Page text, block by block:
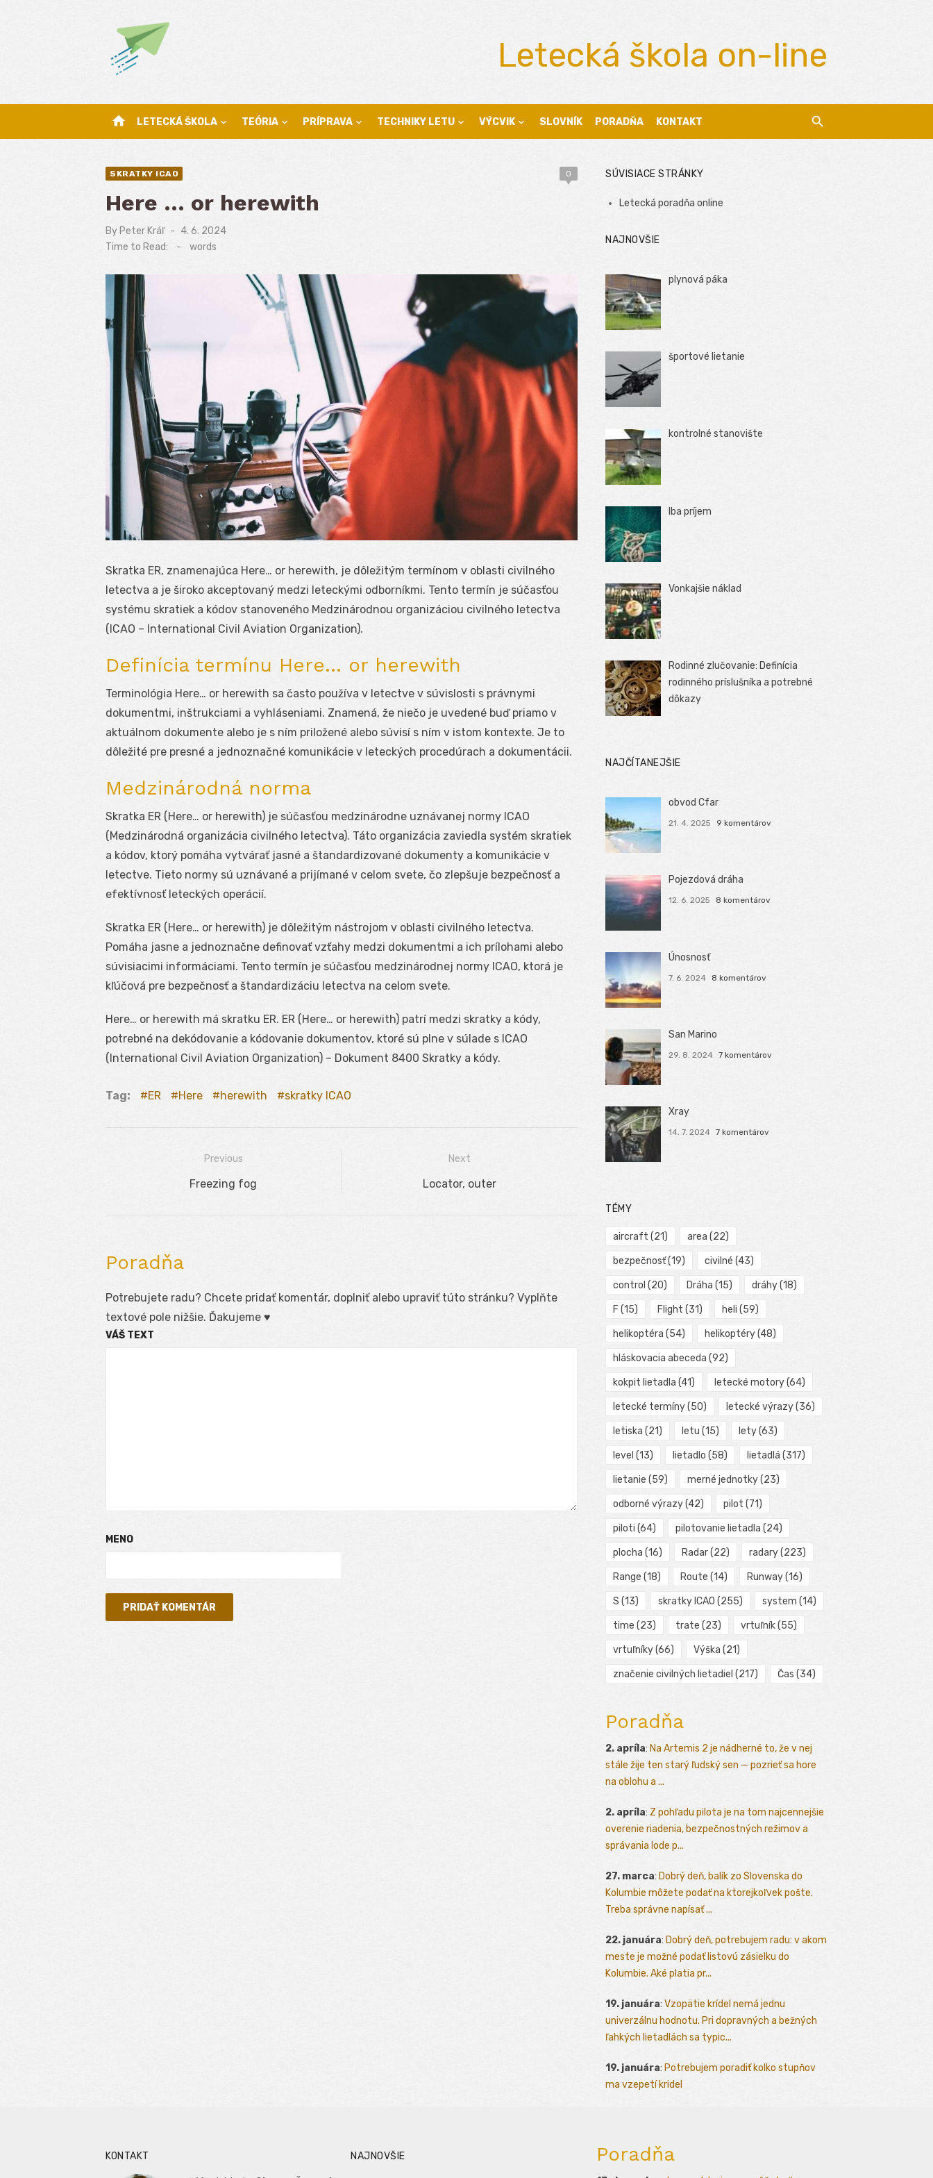
Letecká škola on-line
home LETECKÁ ŠKOLA TEÓRIA PRÍPRAVA TECHNIKY LETU VÝCVIK SLOVNÍK PORADŇA KONTAKT
SKRATKY ICAO 0
Here … or herewith
By Peter Kráľ
Posted
on
4. 6. 2024
Time to Read:
- words
Skratka ER, znamenajúca Here… or herewith, je dôležitým termínom v oblasti civilného
letectva a je široko akceptovaný medzi leteckými odborníkmi. Tento termín je súčasťou
systému skratiek a kódov stanoveného Medzinárodnou organizáciou civilného letectva
(ICAO – International Civil Aviation Organization).
Definícia termínu Here… or herewith
Terminológia Here… or herewith sa často používa v letectve v súvislosti s právnymi
dokumentmi, inštrukciami a vyhláseniami. Znamená, že niečo je uvedené buď priamo v
aktuálnom dokumente alebo je s ním priložené alebo súvisí s ním v istom kontexte. Je to
dôležité pre presné a jednoznačné komunikácie v leteckých procedúrach a dokumentácii.
Medzinárodná norma
Skratka ER (Here… or herewith) je súčasťou medzinárodne uznávanej normy ICAO
(Medzinárodná organizácia civilného letectva). Táto organizácia zaviedla systém skratiek
a kódov, ktorý pomáha vytvárať jasné a štandardizované dokumenty a komunikácie v
letectve. Tieto normy sú uznávané a prijímané v celom svete, čo zlepšuje bezpečnosť a
efektívnosť leteckých operácií.
Skratka ER (Here… or herewith) je dôležitým nástrojom v oblasti civilného letectva.
Pomáha jasne a jednoznačne definovať vzťahy medzi dokumentmi a ich prílohami alebo
súvisiacimi informáciami. Tento termín je súčasťou medzinárodnej normy ICAO, ktorá je
kľúčová pre bezpečnosť a štandardizáciu letectva na celom svete.
Here… or herewith má skratku ER. ER (Here… or herewith) patrí medzi skratky a kódy,
potrebné na dekódovanie a kódovanie dokumentov, ktoré sú plne v súlade s ICAO
(International Civil Aviation Organization) – Dokument 8400 Skratky a kódy.
Tag: ER Here herewith skratky ICAO
Navigácia
Previous
Previous
Freezing fog
Next
Next
Locator, outer
Poradňa
Potrebujete radu? Chcete pridať komentár, doplniť alebo upraviť túto stránku? Vyplňte
textové pole nižšie. Ďakujeme ♥
VÁŠ TEXT
MENO
SÚVISIACE STRÁNKY
Letecká poradňa online
NAJNOVŠIE
plynová páka
športové lietanie
kontrolné stanovište
Iba príjem
Vonkajšie náklad
Rodinné zlučovanie: Definícia
rodinného príslušníka a potrebné
dôkazy
NAJČÍTANEJŠIE
obvod Cfar
21. 4. 2025 9 komentárov
Pojezdová dráha
12. 6. 2025 8 komentárov
Únosnosť
7. 6. 2024 8 komentárov
San Marino
29. 8. 2024 7 komentárov
Xray
14. 7. 2024 7 komentárov
TÉMY
aircraft (21) area (22)
bezpečnosť(19) civilné (43)
control (20) Dráha (15) dráhy(18)
F (15) Flight (31) heli (59)
helikoptéra (54) helikoptéry(48)
hláskovacia abeceda (92)
kokpit lietadla (41) letecké motory(64)
letecké termíny(50) letecké výrazy(36)
letiska (21) letu (15) lety(63)
level (13) lietadlo (58) lietadlá (317)
lietanie (59) merné jednotky(23)
odborné výrazy(42) pilot (71)
piloti (64) pilotovanie lietadla (24)
plocha (16) Radar(22) radary(223)
Range (18) Route (14) Runway(16)
S (13) skratky ICAO (255) system (14)
time (23) trate (23) vrtuľník(55)
vrtuľníky(66) Výška (21)
značenie civilných lietadiel (217) Čas (34)
Poradňa
2. apríla: Na Artemis 2 je nádherné to, že v nej
stále žije ten starý ľudský sen — pozrieť sa hore
na oblohu a ...
2. apríla: Z pohľadu pilota je na tom najcennejšie
overenie riadenia, bezpečnostných režimov a
správania lode p...
27. marca: Dobrý deň, balík zo Slovenska do
Kolumbie môžete podať na ktorejkoľvek pošte.
Treba správne napísať ...
22. januára: Dobrý deň, potrebujem radu: v akom
meste je možné podať listovú zásielku do
Kolumbie. Aké platia pr...
19. januára: Vzopätie krídel nemá jednu
univerzálnu hodnotu. Pri dopravných a bežných
ľahkých lietadlách sa typic...
19. januára: Potrebujem poradiť kolko stupňov
ma vzepetí kridel
KONTAKT NAJNOVŠIE Poradňa